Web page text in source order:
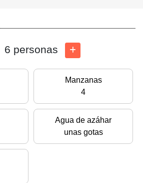
6 personas
Manzanas
4
Agua de azáhar
unas gotas